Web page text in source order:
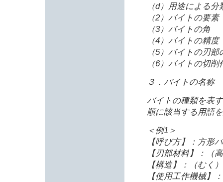
（d）用途による分
（2）バイトの要素
（3）バイトの角
（4）バイトの精度
（5）バイトの刃部
（6）バイトの切
３．バイトの名称
バイトの種類を表
順に該当する用語
＜例1＞
【呼び方】：方形
【刃部材料】：（
【構造】：（むく）
【使用工作機械】